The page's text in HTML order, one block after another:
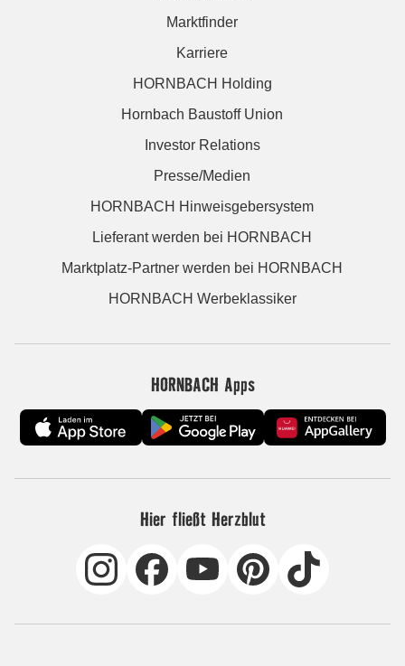
Marktfinder
Karriere
HORNBACH Holding
Hornbach Baustoff Union
Investor Relations
Presse/Medien
HORNBACH Hinweisgebersystem
Lieferant werden bei HORNBACH
Marktplatz-Partner werden bei HORNBACH
HORNBACH Werbeklassiker
HORNBACH Apps
Hier fließt Herzblut